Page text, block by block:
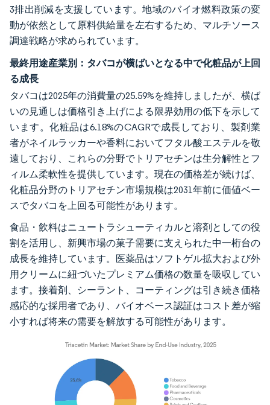
3排出削減を支援しています。地域のバイオ燃料政策の変
動が依然として原料供給量を左右するため、マルチソース
調達戦略が求められています。
最終用途産業別：タバコが横ばいとなる中で化粧品が上回
る成長
タバコは2025年の消費量の25.59%を維持しましたが、横ば
いの見通しは価格引き上げによる限界効用の低下を示して
います。化粧品は6.18%のCAGRで成長しており、製剤業
者がネイルラッカーや香料においてフタル酸エステルを敬
遠しており、これらの分野でトリアセチンは生分解性とフ
ィルム柔軟性を提供しています。現在の価格差が続けば、
化粧品分野のトリアセチン市場規模は2031年前に価値ベー
スでタバコを上回る可能性があります。
食品・飲料はニュートラシューティカルと溶剤としての役
割を活用し、新興市場の菓子需要に支えられた中一桁台の
成長を維持しています。医薬品はソフトゲル拡大および外
用クリームに紐づいたプレミアム価格の数量を吸収してい
ます。接着剤、シーラント、コーティングは引き続き価格
感応的な採用者であり、バイオベース認証はコスト差が縮
小すれば将来の需要を解放する可能性があります。